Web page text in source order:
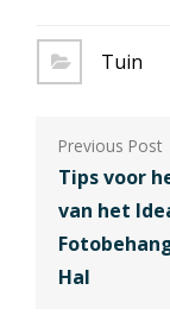
Tuin
Tips voor
van het
Hal